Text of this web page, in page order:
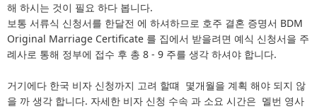
해 하시는 것이 필요 하다 봅니다.
보통 서류식 신청서를 한달전 에 하셔하므로 호주 결혼 증명서 BDM
Original Marriage Certificate 를 집에서 받을려면 예식 신청서을 주
례사로 통해 정부에 접수 후 총 8 - 9 주를 생각 하셔야 합니다.
거기에다 한국 비자 신청까지 고려 할떄 몇개월을 계획 해야 되지 않
을 까 생각 합니다. 자세한 비자 신청 수속 과 소요 시간은 멜번 영사